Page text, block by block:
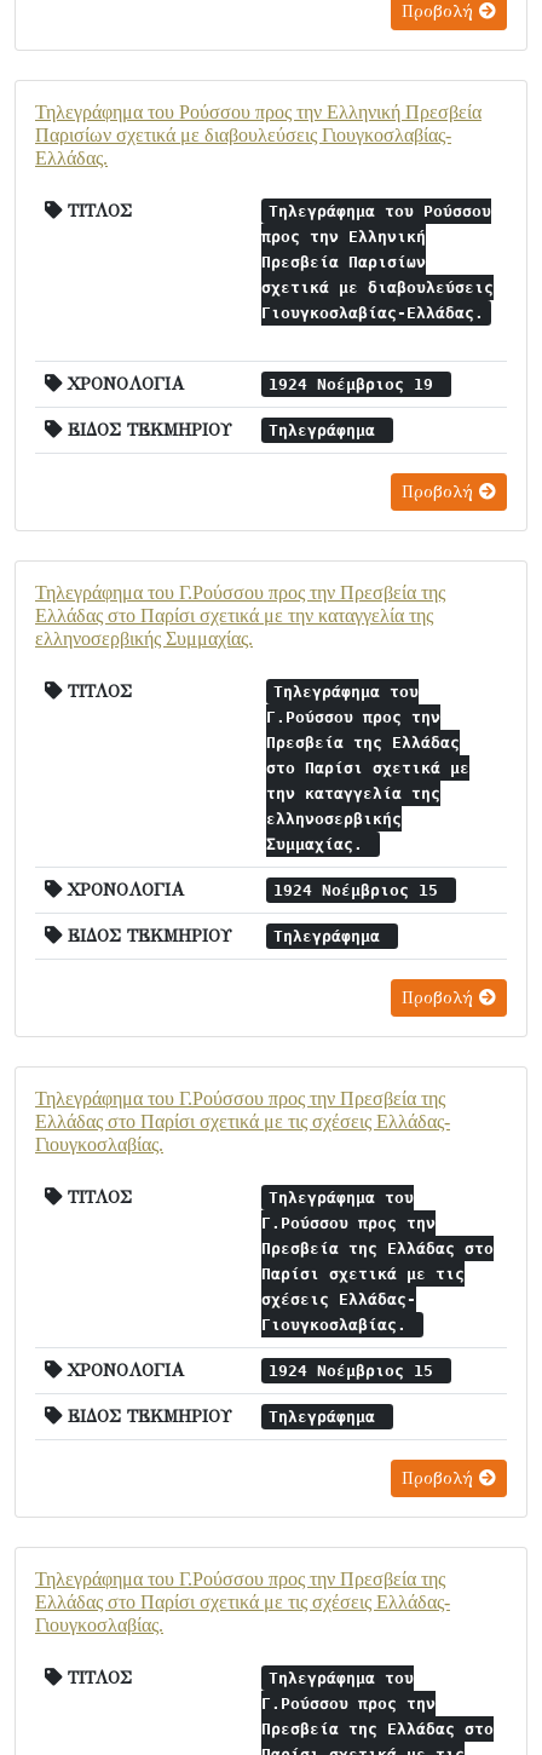
Προβολή
Τηλεγράφημα του Ρούσσου προς την Ελληνική Πρεσβεία
Παρισίων σχετικά με διαβουλεύσεις Γιουγκοσλαβίας-
Ελλάδας.
ΤΙΤΛΟΣ
Τηλεγράφημα του Ρούσσου
προς την Ελληνική
Πρεσβεία Παρισίων
σχετικά με διαβουλεύσεις
Γιουγκοσλαβίας-Ελλάδας.
ΧΡΟΝΟΛΟΓΙΑ 1924 Νοέμβριος 19
ΕΙΔΟΣ ΤΕΚΜΗΡΙΟΥ Τηλεγράφημα
Προβολή
Τηλεγράφημα του Γ.Ρούσσου προς την Πρεσβεία της
Ελλάδας στο Παρίσι σχετικά με την καταγγελία της
ελληνοσερβικής Συμμαχίας.
ΤΙΤΛΟΣ
Τηλεγράφημα του
Γ.Ρούσσου προς την
Πρεσβεία της Ελλάδας
στο Παρίσι σχετικά με
την καταγγελία της
ελληνοσερβικής
Συμμαχίας.
ΧΡΟΝΟΛΟΓΙΑ 1924 Νοέμβριος 15
ΕΙΔΟΣ ΤΕΚΜΗΡΙΟΥ Τηλεγράφημα
Προβολή
Τηλεγράφημα του Γ.Ρούσσου προς την Πρεσβεία της
Ελλάδας στο Παρίσι σχετικά με τις σχέσεις Ελλάδας-
Γιουγκοσλαβίας.
ΤΙΤΛΟΣ
Τηλεγράφημα του
Γ.Ρούσσου προς την
Πρεσβεία της Ελλάδας στο
Παρίσι σχετικά με τις
σχέσεις Ελλάδας-
Γιουγκοσλαβίας.
ΧΡΟΝΟΛΟΓΙΑ 1924 Νοέμβριος 15
ΕΙΔΟΣ ΤΕΚΜΗΡΙΟΥ Τηλεγράφημα
Προβολή
Τηλεγράφημα του Γ.Ρούσσου προς την Πρεσβεία της
Ελλάδας στο Παρίσι σχετικά με τις σχέσεις Ελλάδας-
Γιουγκοσλαβίας.
ΤΙΤΛΟΣ
Τηλεγράφημα του
Γ.Ρούσσου προς την
Πρεσβεία της Ελλάδας στο